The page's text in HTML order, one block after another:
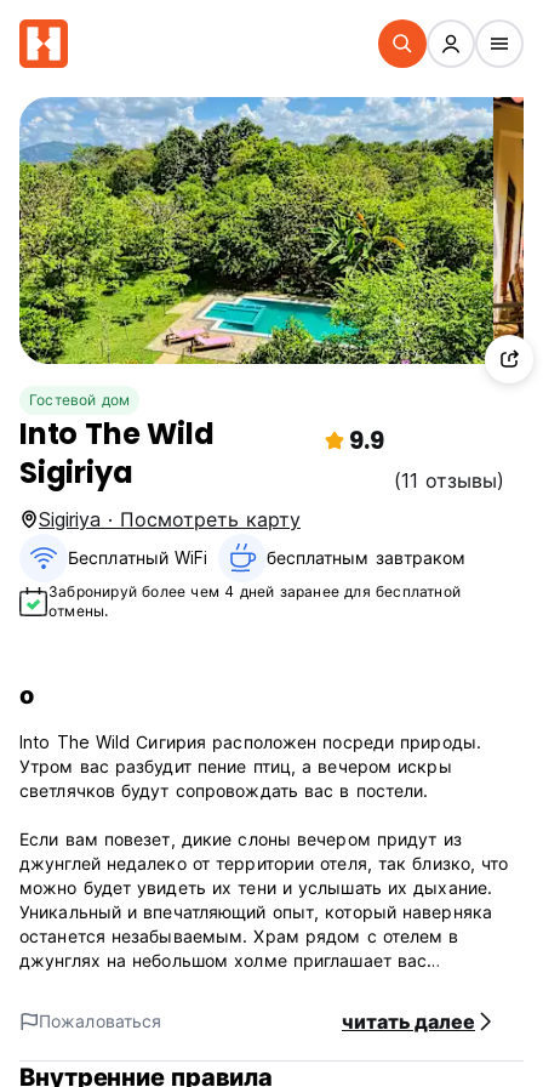
Гостевой дом
Into The Wild
Sigiriya
9.9
(11 отзывы)
Sigiriya · Посмотреть карту
Бесплатный WiFi бесплатным завтраком‎
Забронируй более чем 4 дней заранее для бесплатной
отмены.
о
Into The Wild Сигирия расположен посреди природы.
Утром вас разбудит пение птиц, а вечером искры
светлячков будут сопровождать вас в постели.
Если вам повезет, дикие слоны вечером придут из
джунглей недалеко от территории отеля, так близко, что
можно будет увидеть их тени и услышать их дыхание.
Уникальный и впечатляющий опыт, который наверняка
останется незабываемым. Храм рядом с отелем в
джунглях на небольшом холме приглашает вас
Пидурангалу и скалу Сигирия.
Озеро рядом с домом приглашает вас устроить пикник,
искупаться или порыбачить. Будь то индивидуальный
Пожаловаться читать далее
Внутренние правила